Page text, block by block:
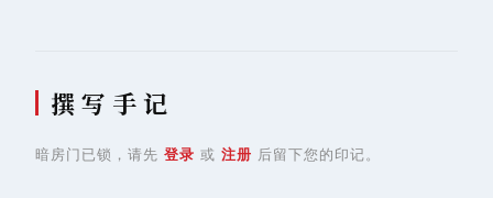
撰 写 手 记
暗房门已锁，请先 登录 或 注册 后留下您的印记。